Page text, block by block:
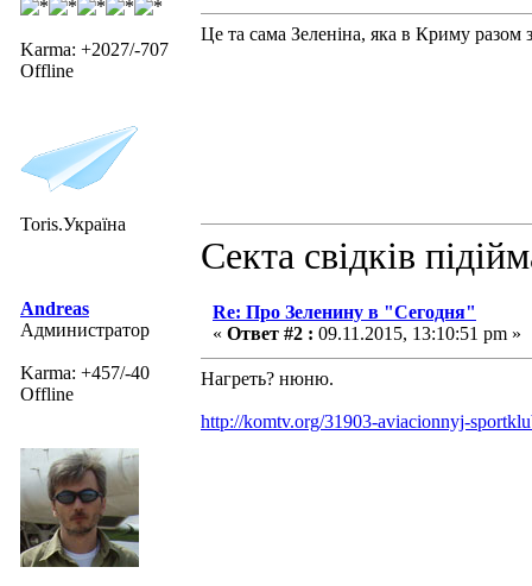
Karma: +2027/-707
Offline
Toris.Україна
Це та сама Зеленіна, яка в Криму разом
Секта свідків
Andreas
Администратор
Karma: +457/-40
Offline
Re: Про Зеленину в "Сегодня"
« Ответ #2 : 09.11.2015, 13:10:51 pm »
Нагреть? нюню.
http://komtv.org/31903-aviacionnyj-